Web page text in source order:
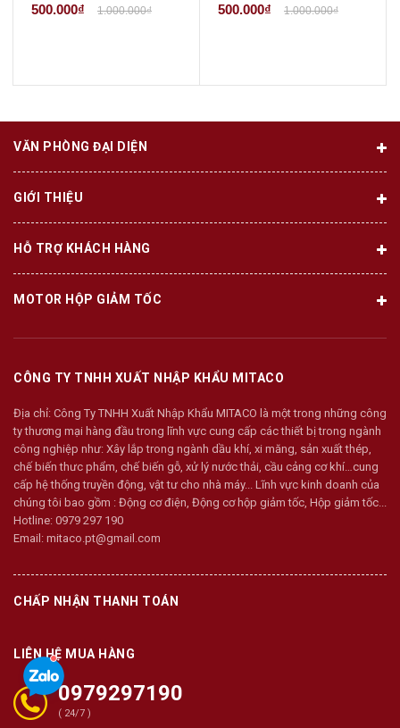
500.000₫ 1.000.000₫ 500.000₫ 1.000.000₫
VĂN PHÒNG ĐẠI DIỆN
GIỚI THIỆU
HỖ TRỢ KHÁCH HÀNG
MOTOR HỘP GIẢM TỐC
CÔNG TY TNHH XUẤT NHẬP KHẨU MITACO
Địa chỉ: Công Ty TNHH Xuất Nhập Khẩu MITACO là một trong những công
ty thương mại hàng đầu trong lĩnh vực cung cấp các thiết bị trong ngành
công nghiệp như: Xây lắp trong ngành dầu khí, xi măng, sản xuất thép,
chế biến thưc phẩm, chế biến gỗ, xử lý nước thải, cầu cảng cơ khí…cung
cấp hệ thống truyền động, vật tư cho nhà máy... Lĩnh vực kinh doanh của
chúng tôi bao gồm : Động cơ điện, Động cơ hộp giảm tốc, Hộp giảm tốc...
Hotline: 0979 297 190
Email: mitaco.pt@gmail.com
CHẤP NHẬN THANH TOÁN
LIÊN HỆ MUA HÀNG
0979297190
( 24/7 )